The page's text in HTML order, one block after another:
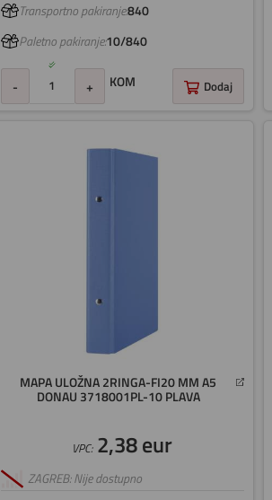
Transportno pakiranje:840
Paletno pakiranje:10/840
- + KOM Dodaj
MAPA ULOŽNA 2RINGA-FI20 MM A5
DONAU 3718001PL-10 PLAVA
VPC:2,38 eur
ZAGREB: Nije dostupno